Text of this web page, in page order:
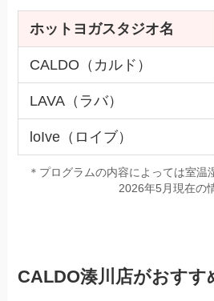
ホットヨガスタジオ名
CALDO（カルド）
LAVA（ラバ）
loIve（ロイブ）
＊プログラムの内容によっては室温
2026年5月現在の
CALDO湊川店がおすす